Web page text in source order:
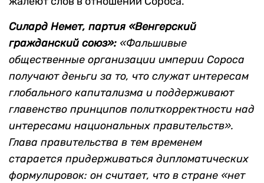
Силард Немет, партия «Венгерский
гражданский союз»: «Фальшивые
общественные организации империи Сороса
получают деньги за то, что служат интересам
глобального капитализма и поддерживают
главенство принципов политкорректности над
интересами национальных правительств».
Глава правительства в тем временем
старается придерживаться дипломатических
формулировок: он считает, что в стране «нет